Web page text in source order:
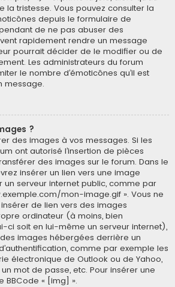
la tristesse. Vous pouvez consulter la
depuis le formulaire de
de ne pas abuser des
rapidement rendre un message
pourrait décider de le modifier ou de
Les administrateurs du forum
le nombre d’émoticônes qu’il est
message.
?
des images à vos messages. Si les
ont autorisé l’insertion de pièces
des images sur le forum. Dans le
insérer un lien vers une image
un serveur internet public, comme par
mon-image.gif ». Vous ne
de lien vers des images
ordinateur (à moins, bien
ci soit en lui-même un serveur internet),
images hébergées derrière un
comme par exemple les
électronique de Outlook ou de Yahoo,
mot de passe, etc. Pour insérer une
BBCode « [img] ».